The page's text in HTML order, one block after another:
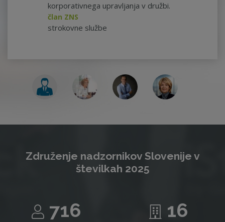
korporativnega upravljanja v družbi.
član ZNS
strokovne službe
Združenje nadzornikov Slovenije v
številkah 2025
716 16